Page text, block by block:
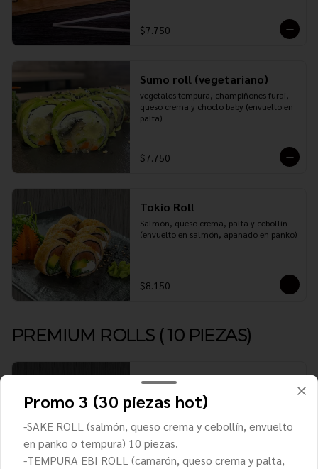
$7.750
Sumo roll (vegetariano)
vegetales tempura, champiñones furai,
queso crema y choclo baby (envuelto en
palta)
$7.750
Tokio Roll
Salmón, queso crema, palta y cebollín
(envuelto en salmón, apanado en panko)
$8.150
PREMIUM ROLLS ( 10 PIEZAS)
Acevichado roll (NUEVO)
Salmón. apio, palta y pimentón
(envuelto en camarón y bañado con
$8.350
Promo 3 (30 piezas hot)
-SAKE ROLL (salmón, queso crema y cebollín, envuelto
en panko o tempura) 10 piezas.
-TEMPURA EBI ROLL (camarón, queso crema y palta,